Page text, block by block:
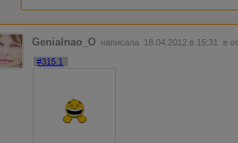
Genialnao_O написала 18.04.2012 в 15:31 в
#315.1